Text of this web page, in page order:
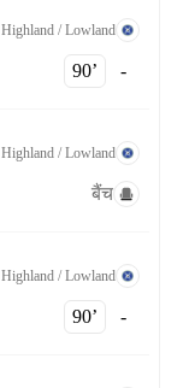
Highland / Lowland
90‎’‎ -
Highland / Lowland
बैंच
Highland / Lowland
90‎’‎ -